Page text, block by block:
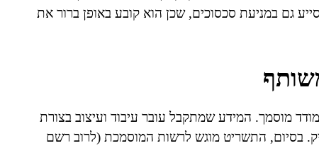
גם במניעת סכסוכים, שכן הוא קובע באופן ברור את
מוסמך. המידע שמתקבל עובר עיבוד ועיצוב בצורת
בסיום, התשריט מוגש לרשות המוסמכת (לרוב רשם